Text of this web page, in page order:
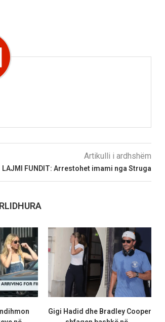
Artikulli i ardhshëm
LAJMI FUNDIT: Arrestohet imami nga Struga
Gigi Hadid dhe Bradley Cooper